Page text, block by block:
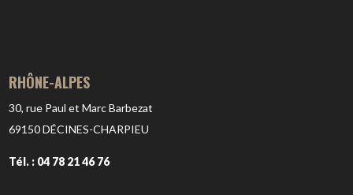
RHÔNE-ALPES
30, rue Paul et Marc Barbezat
69150DÉCINES-CHARPIEU
Tél. : 04 78 21 46 76